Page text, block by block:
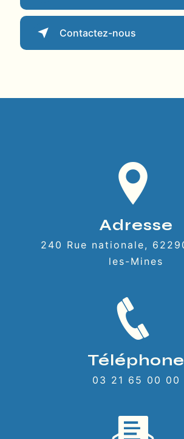
Contactez-nous
Adresse
240 Rue nationale, 62290 Nœux-
les-Mines
Téléphone
03 21 65 00 00